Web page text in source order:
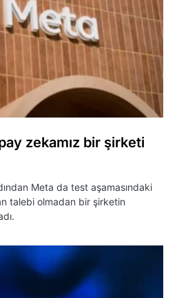
zekamız bir şirketi
Meta da test aşamasındaki
talebi olmadan bir şirketin